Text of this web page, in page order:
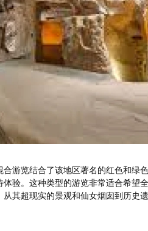
合游览结合了该地区著名的红色和绿
体验。这种类型的游览非常适合希望
其超现实的景观和仙女烟囱到历史遗